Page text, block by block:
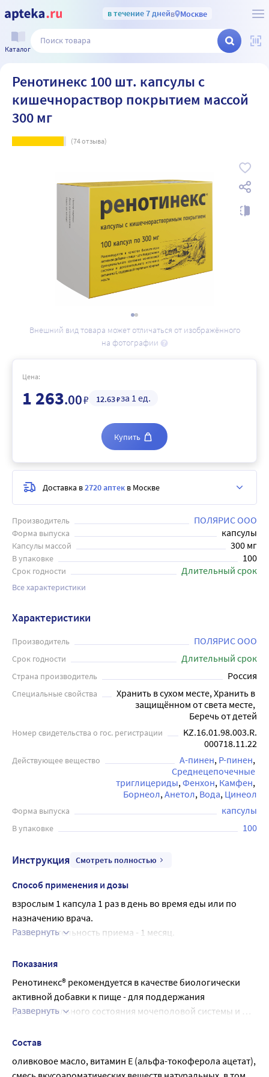
в течение 7 днейв Москве
Каталог
Ренотинекс 100 шт. капсулы с
кишечнораствор покрытием массой
300 мг
(74отзыва)
Внешний вид товара может отличаться от изображённого
на фотографии
Производитель ПОЛЯРИС ООО
Форма выпуска капсулы
Капсулы массой 300 мг
В упаковке 100
Срок годности Длительный срок
Все характеристики
Цена:
1 263.00₽ 12.63₽за 1 ед.
Купить
Доставка в2720 аптек в Москве
Характеристики
Производитель ПОЛЯРИС ООО
Срок годности Длительный срок
Страна производитель Россия
Специальные свойства
Хранить в сухом месте, Хранить в
защищённом от света месте,
Беречь от детей
Номер свидетельства о гос. регистрации
KZ.16.01.98.003.R.
000718.11.22
Действующее вещество A-пинен P-пинен
Среднецепочечные
триглицериды Фенхон Камфен
Борнеол Анетол Вода Цинеол
Форма выпуска капсулы
В упаковке 100
Инструкция Смотреть полностью
Способ применения и дозы
взрослым 1 капсула 1 раз в день во время еды или по
назначению врача.
Продолжительность приема - 1 месяц.
год.
Развернуть
Показания
Ренотинекс® рекомендуется в качестве биологически
активной добавки к пище - для поддержания
функционального состояния мочеполовой системы и
терпены и эфирные масла
Развернуть
Состав
оливковое масло, витамин Е (альфа-токоферола ацетат),